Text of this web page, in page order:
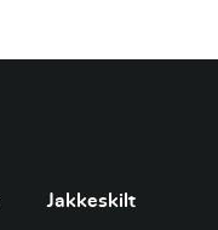
Jakkeskilt